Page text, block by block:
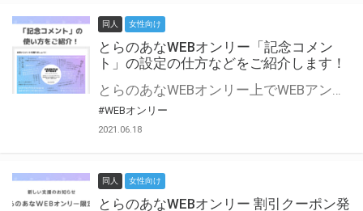
同人 女性向け
とらのあなWEBオンリー「記念コメン
ト」の設定の仕方などをご紹介します！
とらのあなWEBオンリー上でWEBアンソロジーが作成できる「記念コメント」について、その使い方や作成手順を解説します！ 支援タイプを「サークル参加型」「サークル参加型・マルシェ(イベント会場)機能付き」でお申し込みいただいている主催者様はぜひご活用ください♪ とらのあなWEBオンリーサイトはこちら
#WEBオンリー
2021.06.18
同人 女性向け
とらのあなWEBオンリー 割引クーポン発